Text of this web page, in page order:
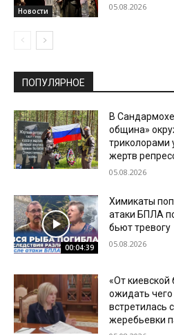
Новости 05.08.2026
ПОПУЛЯРНОЕ
В Сандармохе
община»
триколорами
жертв
05.08.2026
00:04:39
Химикаты
атаки БПЛА
бьют тревогу
05.08.2026
«От
ожидать
встретилась
жеребьевки